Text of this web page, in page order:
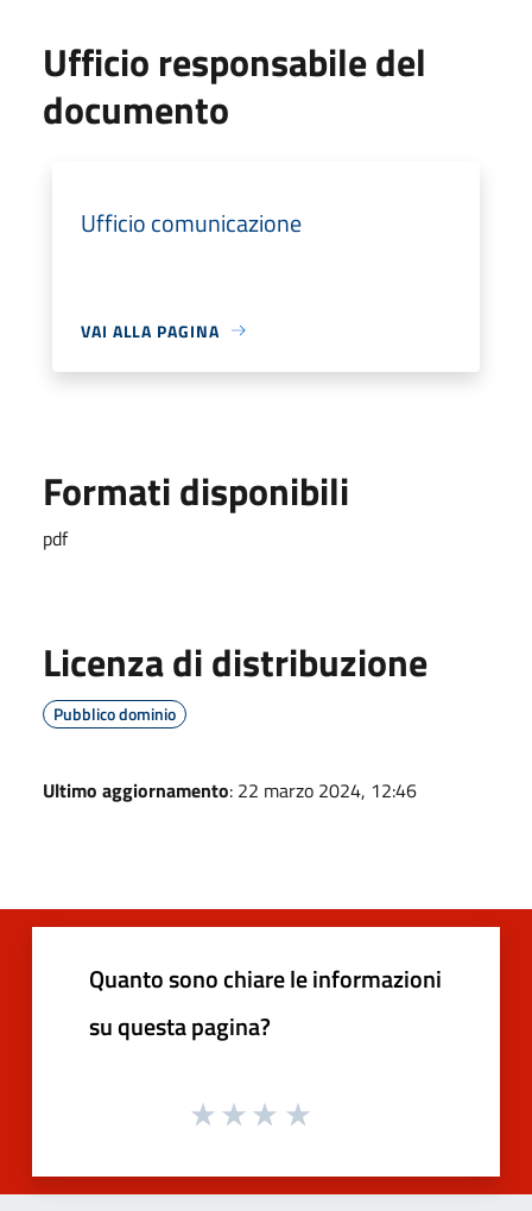
Ufficio responsabile del
documento
Ufficio comunicazione
VAI ALLA PAGINA
Formati disponibili
pdf
Licenza di distribuzione
Pubblico dominio
Ultimo aggiornamento: 22 marzo 2024, 12:46
Quanto sono chiare le informazioni
su questa pagina?